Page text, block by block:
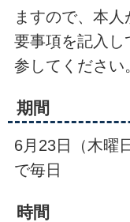
ますので、本
要事項を記入し
参してください
期間
6月23日（木曜
で毎日
時間